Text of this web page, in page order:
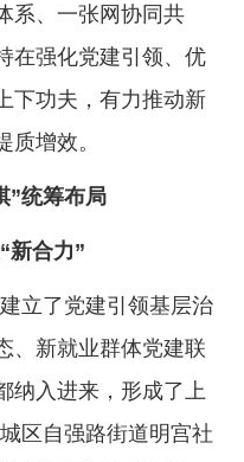
系、一张网协同共
在强化党建引领、优
下功夫，有力推动新
增效。
”统筹布局
新合力”
立了党建引领基层治
、新就业群体党建联
纳入进来，形成了上
区自强路街道明宫社